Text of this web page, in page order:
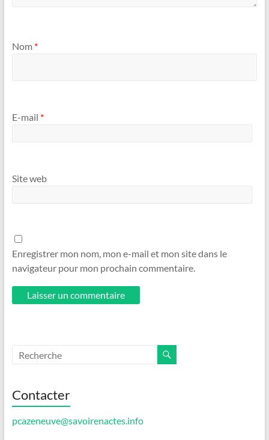
Nom *
E-mail *
Site web
Enregistrer mon nom, mon e-mail et mon site dans le
navigateur pour mon prochain commentaire.
Contacter
pcazeneuve@savoirenactes.info